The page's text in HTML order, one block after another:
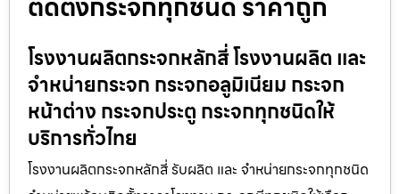
โรงงานผลิตกระจกหลักสี่ โรงงานผลิต และ
จำหน่ายกระจก กระจกอลูมิเนียม กระจก
หน้าต่าง กระจกประตู กระจกทุกชนิดให้
บริการทั่วไทย
โรงงานผลิตกระจกหลักสี่ รับผลิต และ จำหน่ายกระจกทุกชนิด